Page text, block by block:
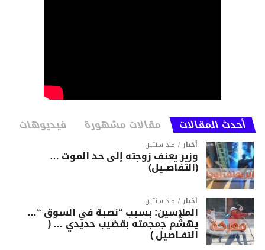
أحدث المقالات مقالات مشهورة فيديوهات
أخبار منذ سنتين
وزير يعنف زوجته إلى حد الموت …
(التفاصــيل)
أخبار منذ سنتين
الملاسين: بسبب “نصبة في السوق “…
يهشّم جمجمته بقضيب حديدي … (
التفـاصيل )